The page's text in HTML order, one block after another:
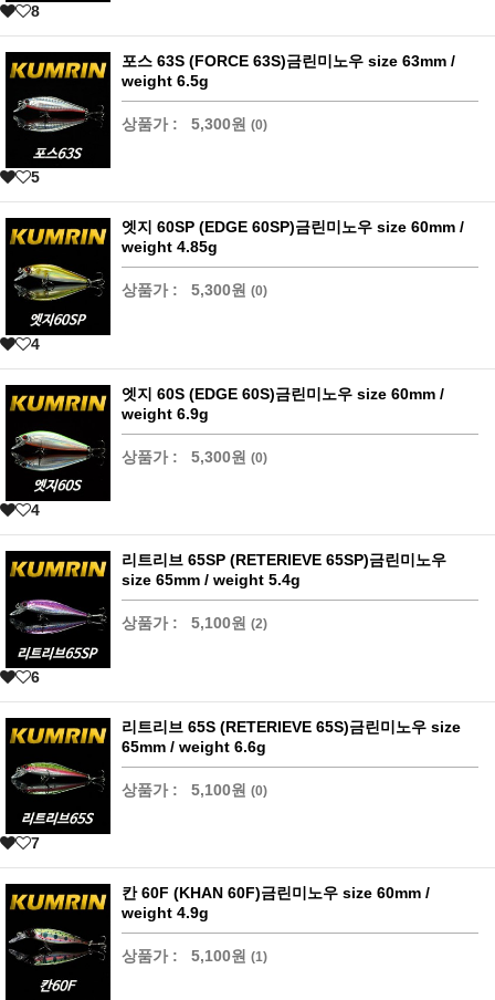
8
포스 63S (FORCE 63S)금린미노우 size 63mm /
weight 6.5g
상품가 : 5,300원 (0)
5
엣지 60SP (EDGE 60SP)금린미노우 size 60mm /
weight 4.85g
상품가 : 5,300원 (0)
4
엣지 60S (EDGE 60S)금린미노우 size 60mm /
weight 6.9g
상품가 : 5,300원 (0)
4
리트리브 65SP (RETERIEVE 65SP)금린미노우
size 65mm / weight 5.4g
상품가 : 5,100원 (2)
6
리트리브 65S (RETERIEVE 65S)금린미노우 size
65mm / weight 6.6g
상품가 : 5,100원 (0)
7
칸 60F (KHAN 60F)금린미노우 size 60mm /
weight 4.9g
상품가 : 5,100원 (1)